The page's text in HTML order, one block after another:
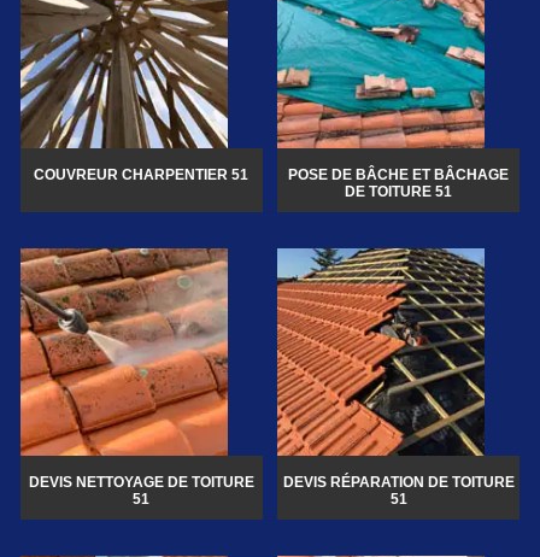
COUVREUR CHARPENTIER 51
POSE DE BÂCHE ET BÂCHAGE
DE TOITURE 51
DEVIS NETTOYAGE DE TOITURE
51
DEVIS RÉPARATION DE TOITURE
51